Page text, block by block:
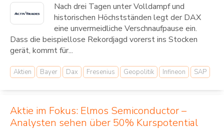
Nach drei Tagen unter Volldampf und
historischen Höchstständen legt der DAX
eine unvermeidliche Verschnaufpause ein.
Dass die beispiellose Rekordjagd vorerst ins Stocken
gerät, kommt für...
Aktien Bayer Dax Fresenius Geopolitik Infineon SAP
Aktie im Fokus: Elmos Semiconductor –
Analysten sehen über 50% Kurspotential